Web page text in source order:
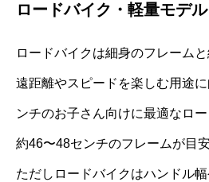
ロードバイク・軽量モデル
ロードバイクは細身のフレーム
遠距離やスピードを楽しむ用途
ンチのお子さん向けに最適なロー
約46〜48センチのフレームが目
ただしロードバイクはハンドル